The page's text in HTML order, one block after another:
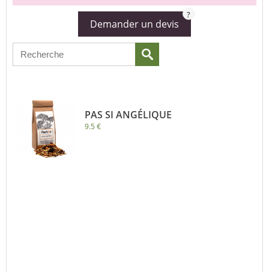
Demander un devis
?
PAS SI ANGÉLIQUE
9.5 €